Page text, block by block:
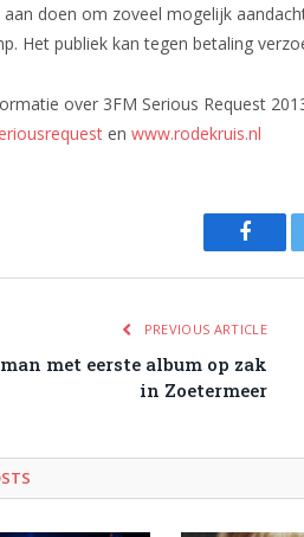
aan doen om zoveel mogelijk
Het publiek kan tegen betaling
over 3FM Serious Request
en www.rodekruis.nl
PREVIOUS ARTICLE
met eerste album op zak
in Zoetermeer